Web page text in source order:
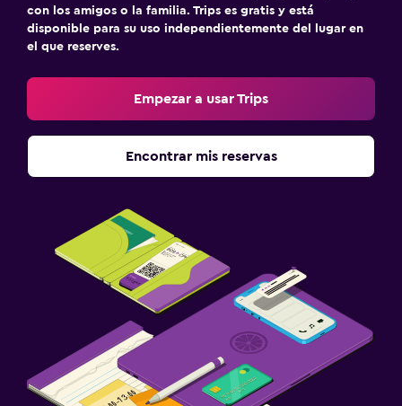
con los amigos o la familia. Trips es gratis y está
disponible para su uso independientemente del lugar en
el que reserves.
Empezar a usar Trips
Encontrar mis reservas